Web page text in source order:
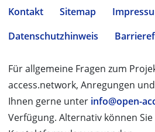
Kontakt Sitemap
Datenschutzhinweis
Für allgemeine Fragen zum
access.network, Anregungen
Ihnen gerne unter info@open-
Verfügung. Alternativ können